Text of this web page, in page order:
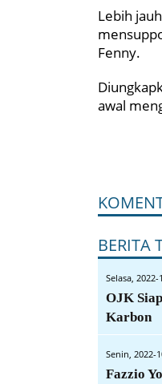
Lebih
Fenny.
awal
BERITA
Selasa,
OJK
Karbon
Senin, 2022-
Fazzio